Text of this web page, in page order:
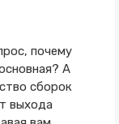
почему
А
сборок
выхода